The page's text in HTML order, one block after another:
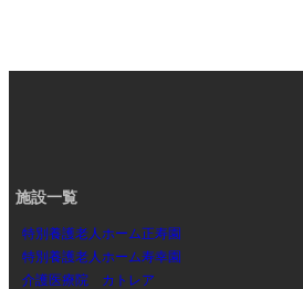
施設一覧
特別養護老人ホーム正寿園
特別養護老人ホーム寿幸園
介護医療院 カトレア